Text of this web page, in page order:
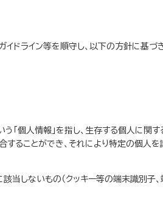
ドライン等を順守し、以下の方針に基づ
「個人情報」を指し、生存する個人に関
ることができ、それにより特定の個人
当しないもの（クッキー等の端末識別